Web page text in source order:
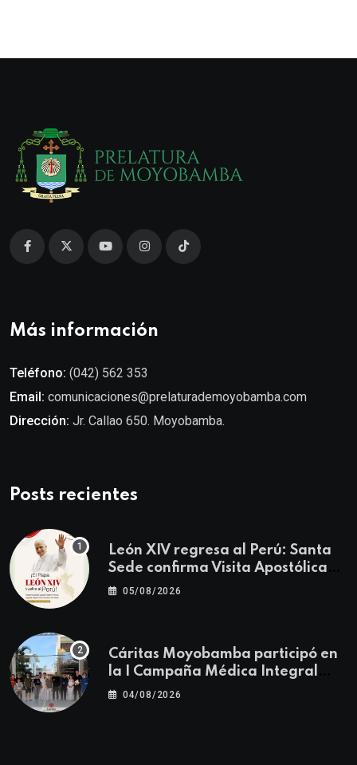
Más información
Teléfono: (042) 562 353
Email: comunicaciones@prelaturademoyobamba.com
Dirección: Jr. Callao 650. Moyobamba.
Posts recientes
León XIV regresa al Perú: Santa
Sede confirma Visita Apostólica
del 11 al 17 de noviembre
05/08/2026
Cáritas Moyobamba participó en
la I Campaña Médica Integral
Gratuita llevando salud y
04/08/2026